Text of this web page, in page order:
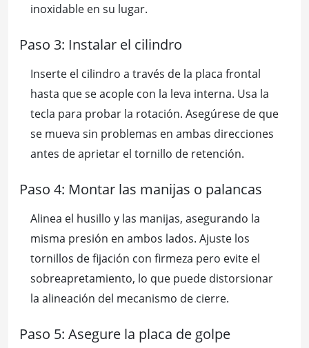
inoxidable en su lugar.
Paso 3: Instalar el cilindro
Inserte el cilindro a través de la placa frontal
hasta que se acople con la leva interna. Usa la
tecla para probar la rotación. Asegúrese de que
se mueva sin problemas en ambas direcciones
antes de aprietar el tornillo de retención.
Paso 4: Montar las manijas o palancas
Alinea el husillo y las manijas, asegurando la
misma presión en ambos lados. Ajuste los
tornillos de fijación con firmeza pero evite el
sobreapretamiento, lo que puede distorsionar
la alineación del mecanismo de cierre.
Paso 5: Asegure la placa de golpe